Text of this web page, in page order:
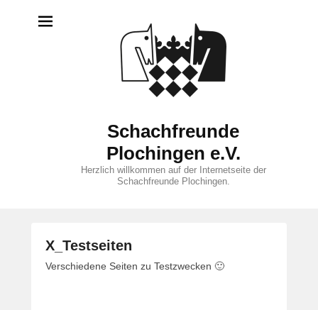
Schachfreunde
Plochingen e.V.
Herzlich willkommen auf der Internetseite der
Schachfreunde Plochingen.
X_Testseiten
V
Verschiedene Seiten zu Testzwecken 🙂